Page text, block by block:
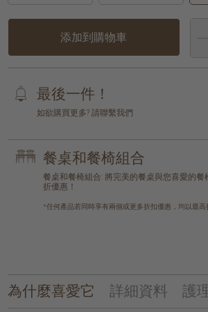
添加到購物車
最後一件！
如欲購買更多? 請聯繫我們
餐桌和餐椅組合
餐桌和餐椅組合: 將完美的餐桌與您喜愛的餐
折優惠！
*任何產品若同時享有兩個或更多折扣優惠，均以最高
為什麼喜愛它 詳細資料 護